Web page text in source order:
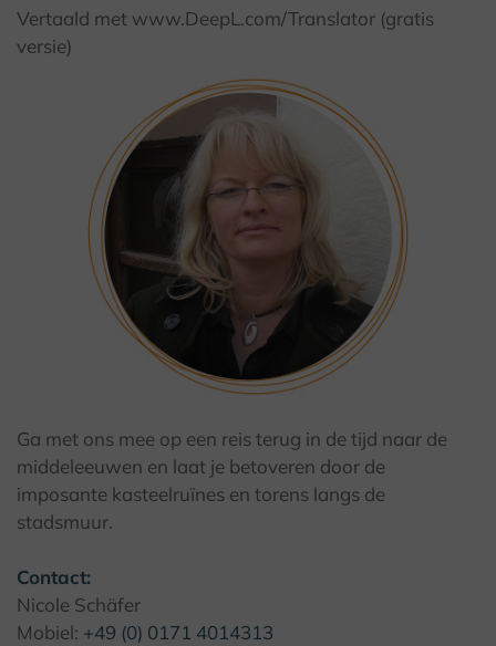
Vertaald met www.DeepL.com/Translator (gratis
versie)
© Kulturland Kreis Höxter / C. Sasse
Ga met ons mee op een reis terug in de tijd naar de
middeleeuwen en laat je betoveren door de
imposante kasteelruïnes en torens langs de
stadsmuur.
Contact:
Nicole Schäfer
Mobiel: +49 (0) 0171 4014313